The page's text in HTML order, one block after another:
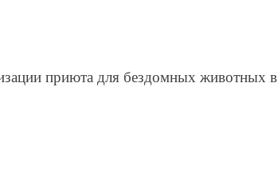
приюта для бездомных животных в